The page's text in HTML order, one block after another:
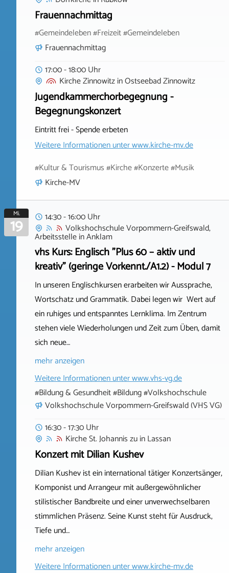
Frauennachmittag
#Gemeindeleben #Freizeit #Gemeindeleben
Frauennachmittag
17:00 - 18:00 Uhr
Kirche ZinnowitzinOstseebad Zinnowitz
Jugendkammerchorbegegnung -
Begegnungskonzert
Eintritt frei - Spende erbeten
Weitere Informationen unterwww.kirche-mv.de
#Kultur & Tourismus #Kirche #Konzerte #Musik
Kirche-MV
Mi.
19
14:30 - 16:00 Uhr
Volkshochschule Vorpommern-Greifswald,
ArbeitsstelleinAnklam
vhs Kurs: Englisch "Plus 60 – aktiv und
kreativ" (geringe Vorkennt./A1.2) - Modul 7
In unseren Englischkursen erarbeiten wir Aussprache,
Wortschatz und Grammatik. Dabei legen wir Wert auf
ein ruhiges und entspanntes Lernklima. Im Zentrum
stehen viele Wiederholungen und Zeit zum Üben, damit
sich neue…
mehr anzeigen
Weitere Informationen unterwww.vhs-vg.de
#Bildung & Gesundheit #Bildung #Volkshochschule
Volkshochschule Vorpommern-Greifswald (VHS VG)
16:30 - 17:30 Uhr
Kirche St. Johannis zuinLassan
Konzert mit Dilian Kushev
Dilian Kushev ist ein international tätiger Konzertsänger,
Komponist und Arrangeur mit außergewöhnlicher
stilistischer Bandbreite und einer unverwechselbaren
stimmlichen Präsenz. Seine Kunst steht für Ausdruck,
Tiefe und…
mehr anzeigen
Weitere Informationen unterwww.kirche-mv.de